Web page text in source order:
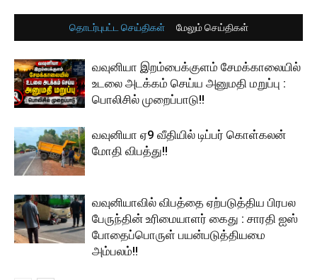
தொடர்புபட்ட செய்திகள் மேலும் செய்திகள்
வவுனியா இறம்பைக்குளம் சேமக்காலையில்
உடலை அடக்கம் செய்ய அனுமதி மறுப்பு :
பொலிசில் முறைப்பாடு!!
வவுனியா ஏ9 வீதியில் டிப்பர் கொள்கலன்
மோதி விபத்து!!
வவுனியாவில் விபத்தை ஏற்படுத்திய பிரபல
பேருந்தின் உரிமையாளர் கைது : சாரதி ஐஸ்
போதைப்பொருள் பயன்படுத்தியமை
அம்பலம்!!